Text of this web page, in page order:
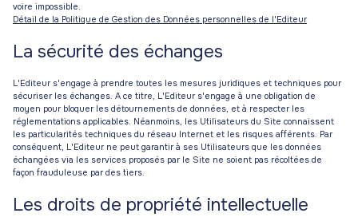
voire impossible.
Détail de la Politique de Gestion des Données personnelles de l'Editeur
La sécurité des échanges
L'Editeur s'engage à prendre toutes les mesures juridiques et techniques pour
sécuriser les échanges. A ce titre, L'Editeur s'engage à une obligation de
moyen pour bloquer les détournements de données, et à respecter les
réglementations applicables. Néanmoins, les Utilisateurs du Site connaissent
les particularités techniques du réseau Internet et les risques afférents. Par
conséquent, L'Editeur ne peut garantir à ses Utilisateurs que les données
échangées via les services proposés par le Site ne soient pas récoltées de
façon frauduleuse par des tiers.
Les droits de propriété intellectuelle